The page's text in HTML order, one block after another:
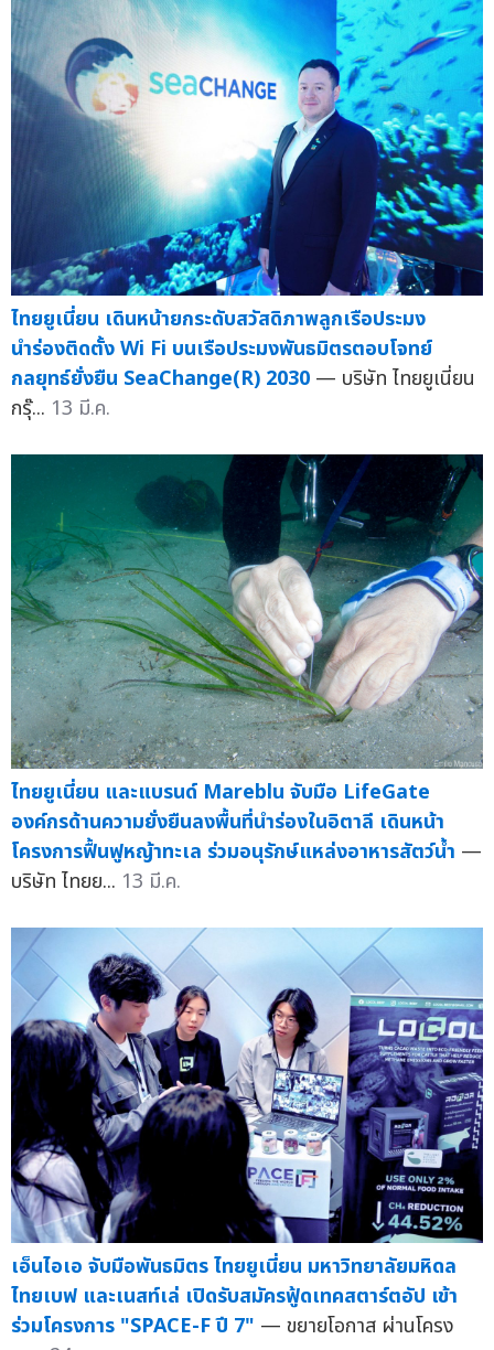
ไทยยูเนี่ยน เดินหน้ายกระดับสวัสดิภาพลูกเรือประมง
นำร่องติดตั้ง Wi Fi บนเรือประมงพันธมิตรตอบโจทย์
กลยุทธ์ยั่งยืน SeaChange(R) 2030 — บริษัท ไทยยูเนี่ยน
กรุ๊... 13 มี.ค.
ไทยยูเนี่ยน และแบรนด์ Mareblu จับมือ LifeGate
องค์กรด้านความยั่งยืนลงพื้นที่นำร่องในอิตาลี เดินหน้า
โครงการฟื้นฟูหญ้าทะเล ร่วมอนุรักษ์แหล่งอาหารสัตว์น้ำ —
บริษัท ไทยย... 13 มี.ค.
เอ็นไอเอ จับมือพันธมิตร ไทยยูเนี่ยน มหาวิทยาลัยมหิดล
ไทยเบฟ และเนสท์เล่ เปิดรับสมัครฟู้ดเทคสตาร์ตอัป เข้า
ร่วมโครงการ "SPACE-F ปี 7" — ขยายโอกาส ผ่านโครง